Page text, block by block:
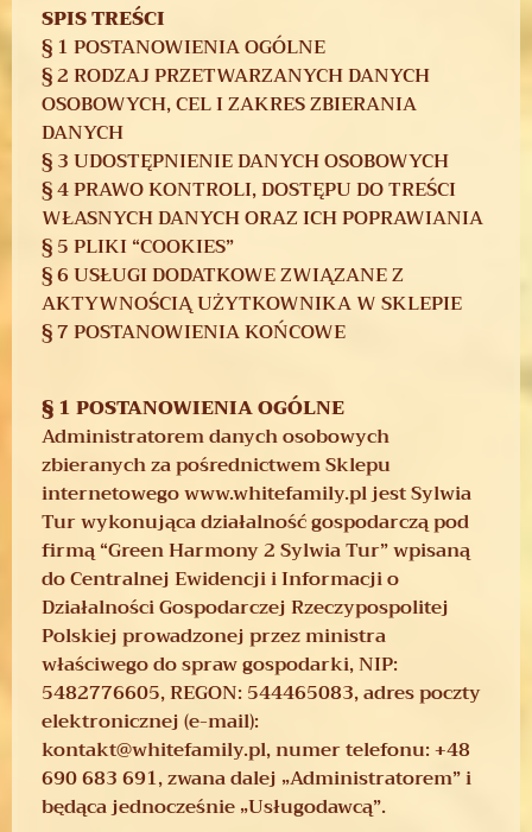
SPIS TREŚCI
§ 1 POSTANOWIENIA OGÓLNE
§ 2 RODZAJ PRZETWARZANYCH DANYCH
OSOBOWYCH, CEL I ZAKRES ZBIERANIA
DANYCH
§ 3 UDOSTĘPNIENIE DANYCH OSOBOWYCH
§ 4 PRAWO KONTROLI, DOSTĘPU DO TREŚCI
WŁASNYCH DANYCH ORAZ ICH POPRAWIANIA
§ 5 PLIKI “COOKIES”
§ 6 USŁUGI DODATKOWE ZWIĄZANE Z
AKTYWNOŚCIĄ UŻYTKOWNIKA W SKLEPIE
§ 7 POSTANOWIENIA KOŃCOWE
§ 1 POSTANOWIENIA OGÓLNE
Administratorem danych osobowych
zbieranych za pośrednictwem Sklepu
internetowego www.whitefamily.pl jest Sylwia
Tur wykonująca działalność gospodarczą pod
firmą “Green Harmony 2 Sylwia Tur” wpisaną
do Centralnej Ewidencji i Informacji o
Działalności Gospodarczej Rzeczypospolitej
Polskiej prowadzonej przez ministra
właściwego do spraw gospodarki, NIP:
5482776605, REGON: 544465083, adres poczty
elektronicznej (e-mail):
kontakt@whitefamily.pl, numer telefonu: +48
690 683 691, zwana dalej „Administratorem” i
będąca jednocześnie „Usługodawcą”.